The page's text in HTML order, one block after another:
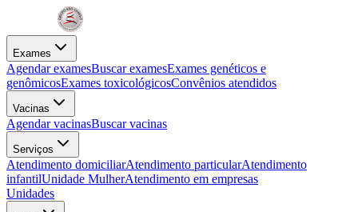
Exames
Agendar examesBuscar examesExames genéticos e
genômicosExames toxicológicosConvênios atendidos
Vacinas
Agendar vacinasBuscar vacinas
Serviços
Atendimento domiciliarAtendimento particularAtendimento
infantilUnidade MulherAtendimento em empresas
Unidades